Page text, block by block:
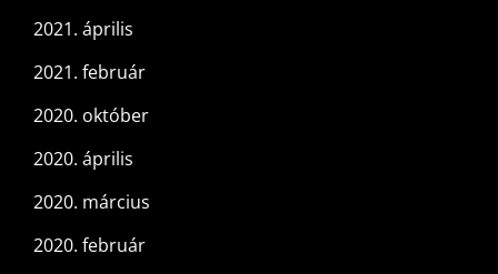
2021. április
2021. február
2020. október
2020. április
2020. március
2020. február